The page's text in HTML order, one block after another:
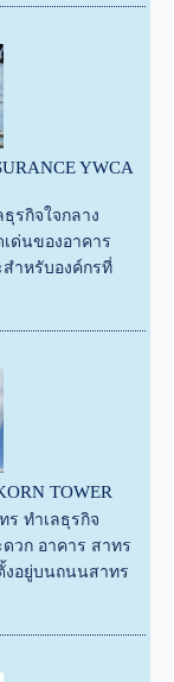
YWCA
รกิจใจกลาง
เด่นของอาคาร
ำหรับองค์กรที่
TOWER
ร ทำเลธุรกิจ
ดวก อาคาร สาทร
งอยู่บนถนนสาทร